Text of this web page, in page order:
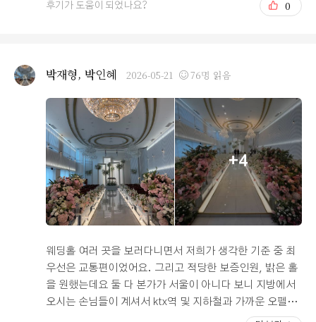
찮아요. 5. 위치는 서울역 도보 10분 내외로 가까운 편입니
하객이 많거나 지방 손님이 많다면 추천합니다. 건물내 at
m기가 없는 점도 아쉽습니다. 다만 주변에 워낙 은행 본점
들이 많은터라 건물밖 앞뒤양옆에서 다양한 은행의 atm기
를 만나보실 수 있습니다. 이용에 참고 하시면 좋을 듯 합
니다. 6. 총평: 서울역 근처의 밝은 예식장을 알아보고 있
으시다면 이곳을 추천하겠습니다. 홀자체는 작으나 채광이
좋고 인테리어가 예쁘며 연회장 포함 전체적인 부분을 생
각했을때 훨씬 괜찮다고 생각됩니다. 선택에 이 후기가 도
움이 됐기를 바라며 다들 만족스러운 계약 되시길 바랍니
게 생각했던 부분은 '위치 및 교통', '홀의 분위기', 그리고
주차 공간도 넉넉해서 첫인상부터 마음에 들었습니다. 가
장 감탄했던 부분은 바로 홀 내부였습니다. 고층에 위치해
있어서 통창을 통해 들어오는 자연광과 탁 트인 도심 뷰가
예술이더라고요. 천고가 높아서 답답한 느낌이 전혀 없고,
버진로드와 생화 장식이 세련되게 어우러져서 아주 고급스
러운 분위기를 자아냅니다. 로비 역시 넓고 쾌적해서 하객
분들이 붐비지 않고 편하게 대기하실 수 있을 것 같아 투어
당일에 바로 계약을 결심하게 되었습니다. 상담해 주신 예
약실 직원분들도 사소한 질문 하나하나 친절하고 전문적으
조건 칭찬할 만한 뷔페 (시식 후기) 최근에 기대를 안고 시
식을 다녀왔는데, 결론부터 말씀드리면 대만족이었습니다.
연회장 역시 통창으로 되어 있어 개방감이 훌륭했고, 테이
블 간격이 넓어 동선이 아주 편했습니다. 음식 종류가 정말
다양했는데 한식, 중식, 일식, 양식은 물론이고 디저트 코
후기가 도움이 되었나요? 0
박재형, 박인혜 2026-05-21 76명 읽음
+4
웨딩홀 여러 곳을 보러다니면서 저희가 생각한 기준 중 최
우선은 교통편이었어요. 그리고 적당한 보증인원, 밝은 홀
을 원했는데요 둘 다 본가가 서울이 아니다 보니 지방에서
오시는 손님들이 계셔서 ktx역 및 지하철과 가까운 오펠리
스 웨딩컨벤션이 좋은 선택지였습니다. 1호선과 2호선이